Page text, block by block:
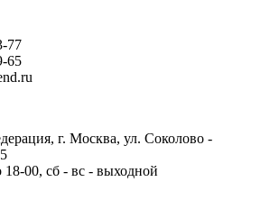
77
65
г. Москва, ул. Соколово -
18-00, сб - вс - выходной